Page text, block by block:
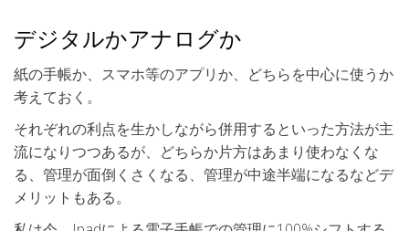
デジタルかアナログか
紙の手帳か、スマホ等のアプリか、どちらを中心に使うか
考えておく。
それぞれの利点を生かしながら併用するといった方法が主
流になりつつあるが、どちらか片方はあまり使わなくな
る、管理が面倒くさくなる、管理が中途半端になるなどデ
メリットもある。